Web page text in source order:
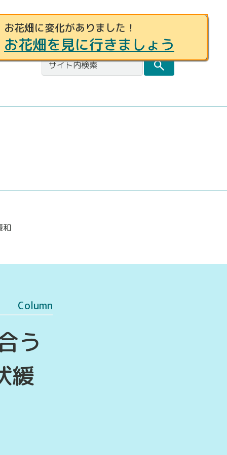
募集 お問合せ 都庁総合トップページ
お花畑に変化がありました！
お花畑を見に行きましょう
和
Column
う
緩